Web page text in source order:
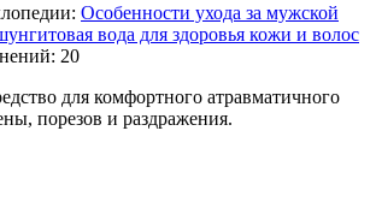
Особенности ухода за мужской
вода для здоровья кожи и волос
20
для комфортного атравматичного
порезов и раздражения.